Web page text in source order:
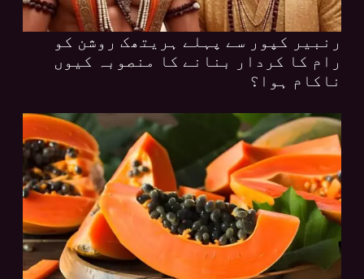
رنبیر کپور سے پہلے ہریتھک روشن کو
رام کا کردار بنانے کا منصوبہ کیوں
ناکام ہوا؟